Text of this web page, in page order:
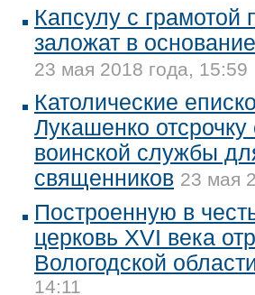
Капсулу с грамотой
заложат в
23 мая 2018 года, 15:59
Католические
Лукашенко
воинской службы
священников 23 мая
Построенную в
церковь XVI века
Вологодской
14:11